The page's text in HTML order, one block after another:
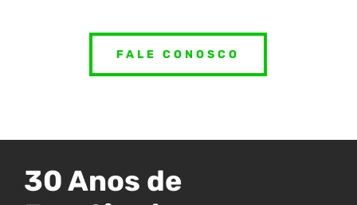
FALE CONOSCO
30 Anos de